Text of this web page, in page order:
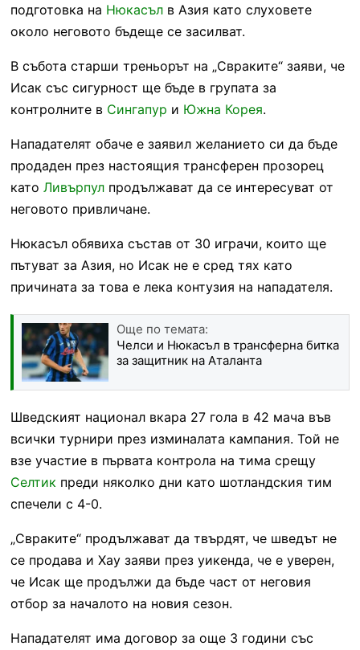
подготовка на Нюкасълв Азия като слуховете
около неговото бъдеще се засилват.
В събота старши треньорът на „Свраките“ заяви, че
Исак със сигурност ще бъде в групата за
контролните в Сингапур и Южна Корея.
Нападателят обаче е заявил желанието си да бъде
продаден през настоящия трансферен прозорец
като Ливърпулпродължават да се интересуват от
неговото привличане.
Нюкасъл обявиха състав от 30 играчи, които ще
пътуват за Азия, но Исак не е сред тях като
причината за това е лека контузия на нападателя.
Още по темата:
Челси и Нюкасъл в трансферна битка
за защитник на Аталанта
Шведският национал вкара 27 гола в 42 мача във
всички турнири през изминалата кампания. Той не
взе участие в първата контрола на тима срещу
Селтик преди няколко дни като шотландския тим
спечели с 4-0.
„Свраките“ продължават да твърдят, че шведът не
се продава и Хау заяви през уикенда, че е уверен,
че Исак ще продължи да бъде част от неговия
отбор за началото на новия сезон.
Нападателят има договор за още 3 години със